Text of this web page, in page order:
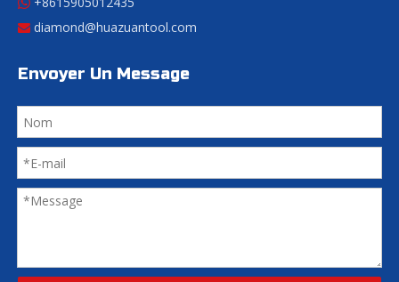

 diamond@huazuantool.com
Envoyer Un Message